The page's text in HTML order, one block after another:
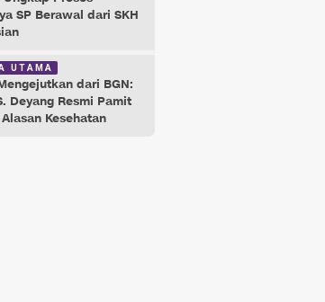
SP Berawal dari SKH
UTAMA
dari BGN:
Deyang Resmi Pamit
Kesehatan